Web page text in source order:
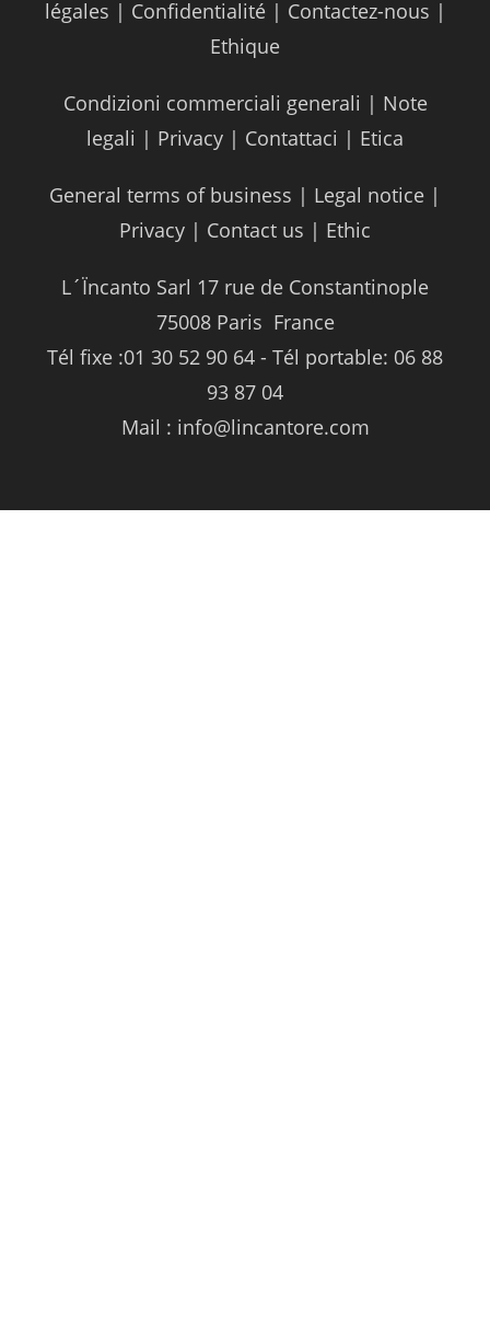
légales | Confidentialité| Contactez-nous |
Ethique
Condizioni commerciali generali | Note
legali | Privacy | Contattaci | Etica
General terms of business | Legal notice |
Privacy | Contact us | Ethic
L´Ïncanto Sarl 17 rue de Constantinople
75008 Paris ­ France
Tél fixe :01 30 52 90 64 - Tél portable: 06 88
93 87 04
Mail : info@lincantore.com